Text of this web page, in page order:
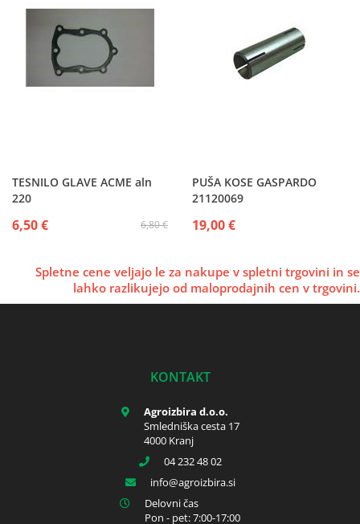
TESNILO GLAVE ACME aln
220
6,80 €
6,50 €
PUŠA KOSE GASPARDO
21120069
19,00 €
Spletne cene veljajo le za nakupe v spletni trgovini in se
lahko razlikujejo od maloprodajnih cen v trgovini.
KONTAKT
Agroizbira d.o.o.
Smledniška cesta 17
4000 Kranj
04 232 48 02
info
agroizbira.si
Delovni čas
Pon - pet: 7:00-17:00